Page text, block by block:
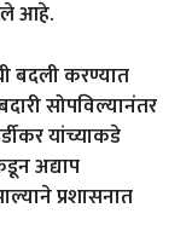
आहे.
बदली करण्यात
सोपविल्यानंतर
यांच्याकडे
अद्याप
प्रशासनात